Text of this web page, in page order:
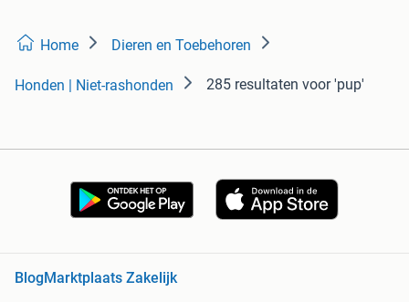
Home Dieren en Toebehoren
Honden | Niet-rashonden 285 resultaten voor 'pup'
BlogMarktplaats Zakelijk